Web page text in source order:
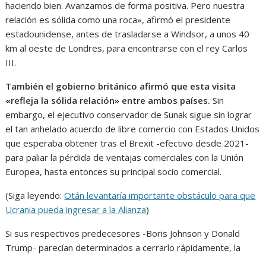
haciendo bien. Avanzamos de forma positiva. Pero nuestra
relación es sólida como una roca», afirmó el presidente
estadounidense, antes de trasladarse a Windsor, a unos 40
km al oeste de Londres, para encontrarse con el rey Carlos
III.
También el gobierno británico afirmó que esta visita
«refleja la sólida relación» entre ambos países.Sin
embargo, el ejecutivo conservador de Sunak sigue sin lograr
el tan anhelado acuerdo de libre comercio con Estados Unidos
que esperaba obtener tras el Brexit -efectivo desde 2021-
para paliar la pérdida de ventajas comerciales con la Unión
Europea, hasta entonces su principal socio comercial.
(Siga leyendo:Otán levantaría importante obstáculo para que
Ucrania pueda ingresar a la Alianza)
Si sus respectivos predecesores -Boris Johnson y Donald
Trump- parecían determinados a cerrarlo rápidamente, la